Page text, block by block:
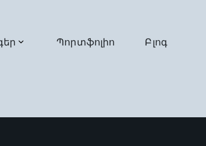
Պորտֆոլիո Բլոգ